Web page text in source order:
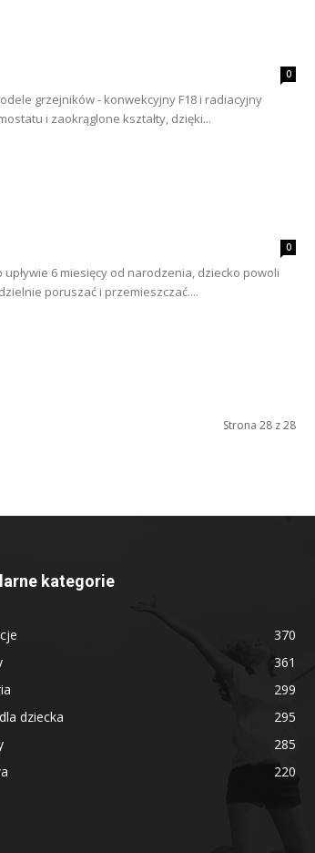
0
grzejników - konwekcyjny F18 i radiacyjny
i zaokrąglone kształty, dzięki...
0
6 miesięcy od narodzenia, dziecko powoli
poruszać i przemieszczać....
Strona 28 z 28
kategorie
370
361
299
dziecka
295
285
220